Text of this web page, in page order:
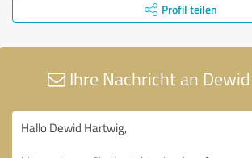
Profil teilen
Ihre Nachricht an